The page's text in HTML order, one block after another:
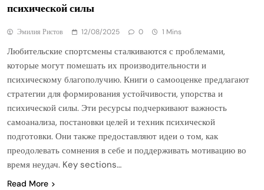
психической силы
Эмилия Ристов 12/08/2025 0 1 Mins
Любительские спортсмены сталкиваются с проблемами,
которые могут помешать их производительности и
психическому благополучию. Книги о самооценке предлагают
стратегии для формирования устойчивости, упорства и
психической силы. Эти ресурсы подчеркивают важность
самоанализа, постановки целей и техник психической
подготовки. Они также предоставляют идеи о том, как
преодолевать сомнения в себе и поддерживать мотивацию во
время неудач. Key sections…
Read More